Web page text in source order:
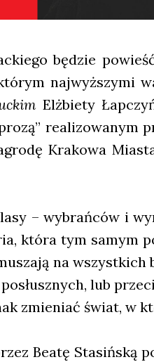
będzie
naj­wyż­szy­mi
Elż­bie­ty
Kra­ko­wa
– wybrań­ców i
któ­ra tym samym
na
lub
zmie­niać świat, w
Beatę Sta­siń­ską